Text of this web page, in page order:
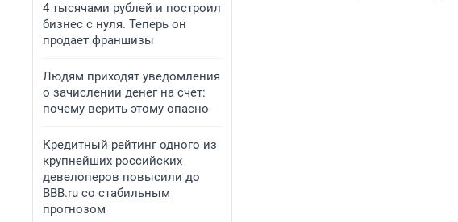
4 тысячами рублей и построил
бизнес с нуля. Теперь он
продает франшизы
Людям приходят уведомления
о зачислении денег на счет:
почему верить этому опасно
Кредитный рейтинг одного из
крупнейших российских
девелоперов повысили до
BBB.ru со стабильным
прогнозом